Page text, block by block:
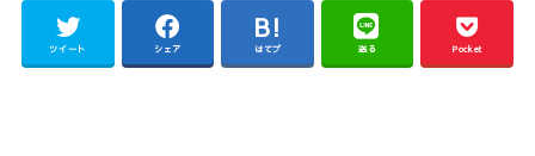
ツイート シェア はてブ 送る Pocket